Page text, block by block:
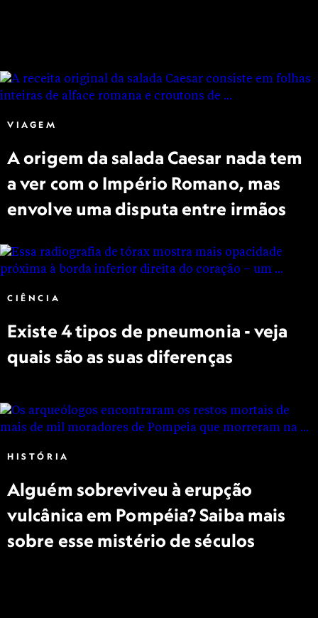
VIAGEM
A origem da salada Caesar nada tem
a ver com o Império Romano, mas
envolve uma disputa entre irmãos
CIÊNCIA
Existe 4 tipos de pneumonia - veja
quais são as suas diferenças
HISTÓRIA
Alguém sobreviveu à erupção
vulcânica em Pompéia? Saiba mais
sobre esse mistério de séculos